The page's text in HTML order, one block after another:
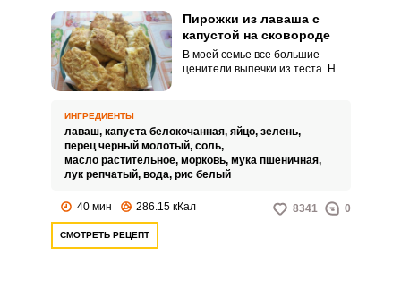
Пирожки из лаваша с
капустой на сковороде
В моей семье все большие
ценители выпечки из теста. Но
ИНГРЕДИЕНТЫ
лаваш, капуста белокочанная, яйцо, зелень,
перец черный молотый, соль,
масло растительное, морковь, мука пшеничная,
лук репчатый, вода, рис белый
40 мин 286.15 кКал 8341 0
СМОТРЕТЬ РЕЦЕПТ